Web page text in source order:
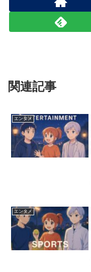
関連記事
エンタメ
エンタメ